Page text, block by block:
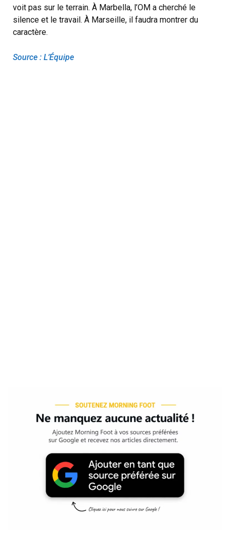
voit pas sur le terrain. À Marbella, l’OM a cherché le
silence et le travail. À Marseille, il faudra montrer du
caractère.
Source : L’Équipe